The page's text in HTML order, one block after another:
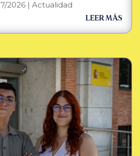
2026| Actualidad
LEER MÁS